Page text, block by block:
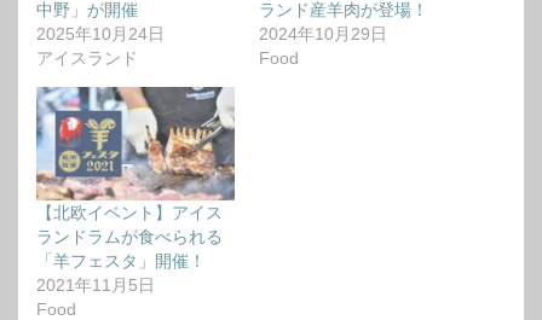
中野」が開催
2025年10月24日
アイスランド
ランド産羊肉が登場！
2024年10月29日
Food
【北欧イベント】アイス
ランドラムが食べられる
「羊フェスタ」開催！
2021年11月5日
Food